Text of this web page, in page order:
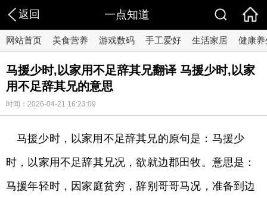
返回 一点知道
网站首页 美食营养 游戏数码 手工爱好 生活家居 健康养
马援少时,以家用不足辞其兄翻译 马援少时,以家
用不足辞其兄的意思
时间：2026-04-21 16:23:09
马援少时，以家用不足辞其兄的原句是：马援少
时，以家用不足辞其兄况，欲就边郡田牧。意思是：
马援年轻时，因家庭贫穷，辞别哥哥马况，准备到边